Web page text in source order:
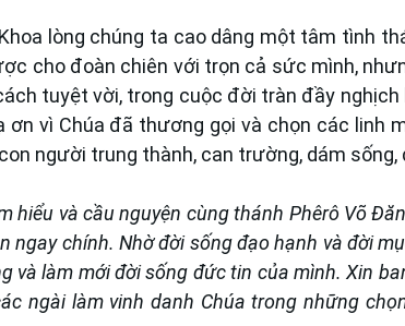
lòng chúng ta cao dâng một tâm tình
cho đoàn chiên với trọn cả sức mình,
tuyệt vời, trong cuộc đời tràn đầy nghịch
ơn vì Chúa đã thương gọi và chọn các linh
người trung thành, can trường, dám sống,
hiểu và cầu nguyện cùng thánh Phêrô Võ
ngay chính. Nhờ đời sống đạo hạnh và đời
và làm mới đời sống đức tin của mình. Xin
ngài làm vinh danh Chúa trong những